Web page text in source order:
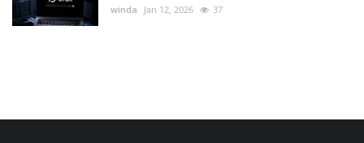
winda Jan 12, 2026 37